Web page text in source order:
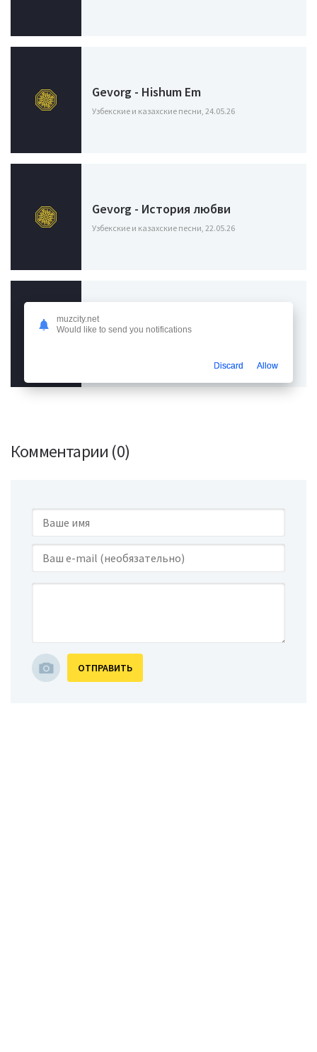
Gevorg - Hishum Em
Узбекские и казахские песни, 24.05.26
Gevorg - История любви
Узбекские и казахские песни, 22.05.26
Gevorg - Im Ser
Комментарии (0)
ОТПРАВИТЬ
muzcity.net
Would like to send you notifications
Discard Allow